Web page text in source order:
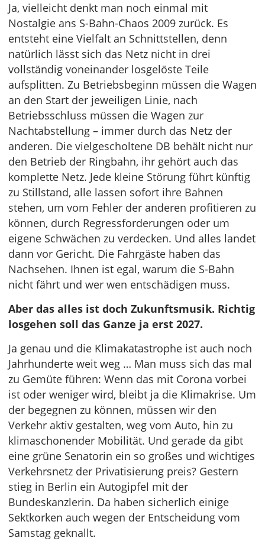
Ja, vielleicht denkt man noch einmal mit
Nostalgie ans S-Bahn-Chaos 2009 zurück. Es
entsteht eine Vielfalt an Schnittstellen, denn
natürlich lässt sich das Netz nicht in drei
vollständig voneinander losgelöste Teile
aufsplitten. Zu Betriebsbeginn müssen die Wagen
an den Start der jeweiligen Linie, nach
Betriebsschluss müssen die Wagen zur
Nachtabstellung – immer durch das Netz der
anderen. Die vielgescholtene DB behält nicht nur
den Betrieb der Ringbahn, ihr gehört auch das
komplette Netz. Jede kleine Störung führt künftig
zu Stillstand, alle lassen sofort ihre Bahnen
stehen, um vom Fehler der anderen profitieren zu
können, durch Regressforderungen oder um
eigene Schwächen zu verdecken. Und alles landet
dann vor Gericht. Die Fahrgäste haben das
Nachsehen. Ihnen ist egal, warum die S-Bahn
nicht fährt und wer wen entschädigen muss.
Aber das alles ist doch Zukunftsmusik. Richtig
losgehen soll das Ganze ja erst 2027.
Ja genau und die Klimakatastrophe ist auch noch
Jahrhunderte weit weg … Man muss sich das mal
zu Gemüte führen: Wenn das mit Corona vorbei
ist oder weniger wird, bleibt ja die Klimakrise. Um
der begegnen zu können, müssen wir den
Verkehr aktiv gestalten, weg vom Auto, hin zu
klimaschonender Mobilität. Und gerade da gibt
eine grüne Senatorin ein so großes und wichtiges
Verkehrsnetz der Privatisierung preis? Gestern
stieg in Berlin ein Autogipfel mit der
Bundeskanzlerin. Da haben sicherlich einige
Sektkorken auch wegen der Entscheidung vom
Samstag geknallt.